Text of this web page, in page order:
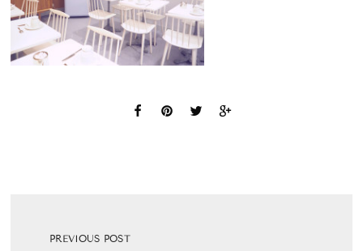
PREVIOUS POST